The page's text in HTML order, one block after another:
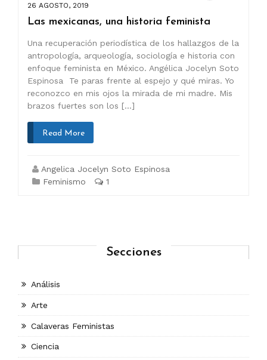
26 AGOSTO, 2019
Las mexicanas, una historia feminista
Una recuperación periodística de los hallazgos de la
antropología, arqueología, sociología e historia con
enfoque feminista en México. Angélica Jocelyn Soto
Espinosa Te paras frente al espejo y qué miras. Yo
reconozco en mis ojos la mirada de mi madre. Mis
brazos fuertes son los […]
Read More
Angelica Jocelyn Soto Espinosa
Feminismo
1
Secciones
Análisis
Arte
Calaveras Feministas
Ciencia